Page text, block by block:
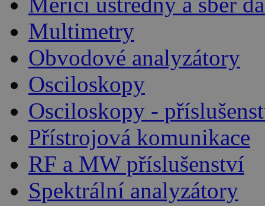
Multimetry
Obvodové analyzátory
Osciloskopy
Osciloskopy -
Přístrojová komunikace
RF a MW příslušenství
Spektrální analyzátory